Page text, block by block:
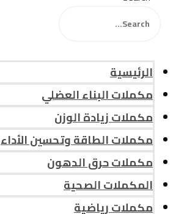
الرئيسية
مكملات البناء العضلي
مكملات زيادة الوزن
مكملات الطاقة وتحسين الأداء
مكملات حرق الدهون
المكملات الصحية
مكملات رياضية